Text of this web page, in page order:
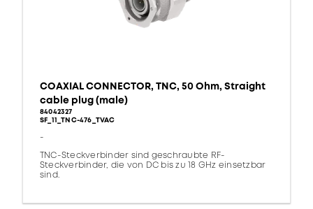
COAXIAL CONNECTOR, TNC, 50 Ohm, Straight
cable plug (male)
84042327
SF_11_TNC-476_TVAC
-
TNC-Steckverbinder sind geschraubte RF-
Steckverbinder, die von DC bis zu 18 GHz einsetzbar
sind.